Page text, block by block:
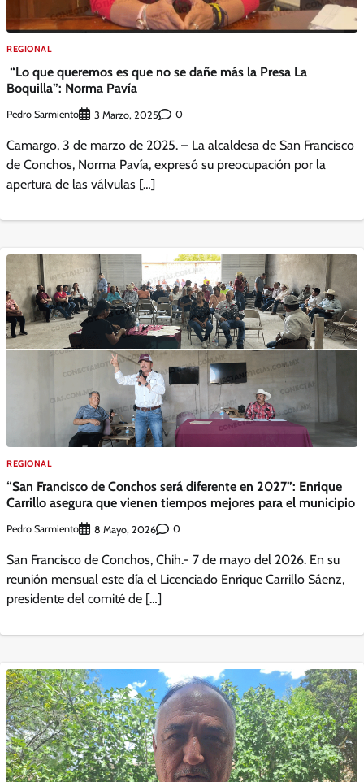
REGIONAL
“Lo que queremos es que no se dañe más la Presa La
Boquilla”: Norma Pavía
Pedro Sarmiento 3 Marzo, 2025 0
Camargo, 3 de marzo de 2025. – La alcaldesa de San Francisco
de Conchos, Norma Pavía, expresó su preocupación por la
apertura de las válvulas […]
REGIONAL
“San Francisco de Conchos será diferente en 2027”: Enrique
Carrillo asegura que vienen tiempos mejores para el municipio
Pedro Sarmiento 8 Mayo, 2026 0
San Francisco de Conchos, Chih.- 7 de mayo del 2026. En su
reunión mensual este día el Licenciado Enrique Carrillo Sáenz,
presidente del comité de […]